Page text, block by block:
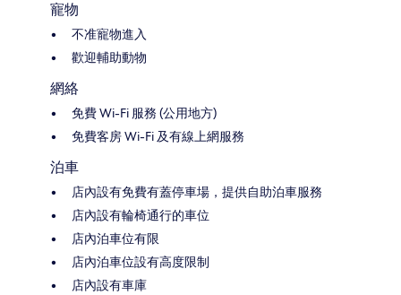
寵物
不准寵物進入
歡迎輔助動物
網絡
免費 Wi-Fi 服務 (公用地方)
免費客房 Wi-Fi 及有線上網服務
泊車
店內設有免費有蓋停車場，提供自助泊車服務
店內設有輪椅通行的車位
店內泊車位有限
店內泊車位設有高度限制
店內設有車庫